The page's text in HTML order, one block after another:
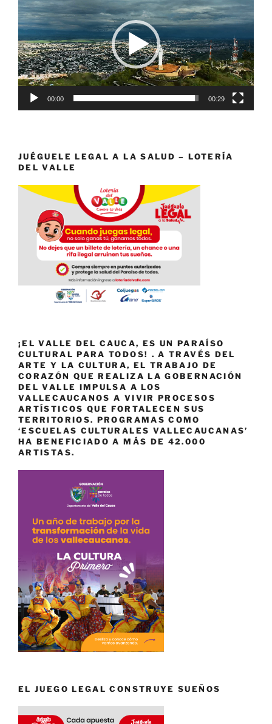
vídeo
00:00 00:29
JUÉGUELE LEGAL A LA SALUD – LOTERÍA
DEL VALLE
¡EL VALLE DEL CAUCA, ES UN PARAÍSO
CULTURAL PARA TODOS! . A TRAVÉS DEL
ARTE Y LA CULTURA, EL TRABAJO DE
CORAZÓN QUE REALIZA LA GOBERNACIÓN
DEL VALLE IMPULSA A LOS
VALLECAUCANOS A VIVIR PROCESOS
ARTÍSTICOS QUE FORTALECEN SUS
TERRITORIOS. PROGRAMAS COMO
‘ESCUELAS CULTURALES VALLECAUCANAS’
HA BENEFICIADO A MÁS DE 42.000
ARTISTAS.
EL JUEGO LEGAL CONSTRUYE SUEÑOS